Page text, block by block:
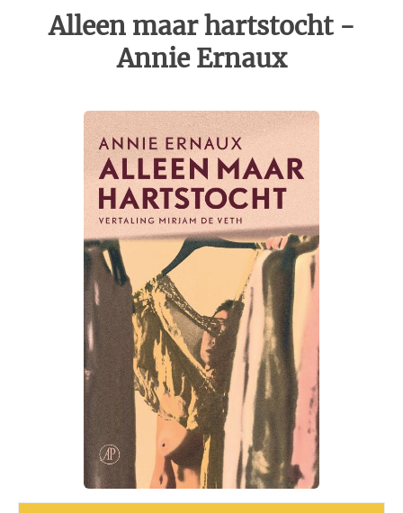
Alleen maar hartstocht -
Annie Ernaux